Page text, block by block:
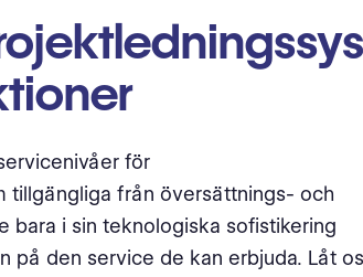
för
tillgängliga från översättnings- och
bara i sin teknologiska sofistikering
på den service de kan erbjuda. Låt